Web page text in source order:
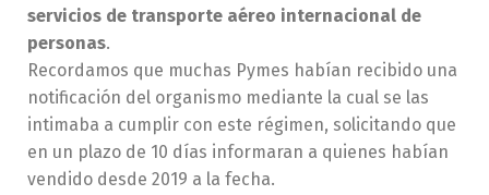
servicios de transporte aéreo internacional de
personas.
Recordamos que muchas Pymes habían recibido una
notificación del organismo mediante la cual se las
intimaba a cumplir con este régimen, solicitando que
en un plazo de 10 días informaran a quienes habían
vendido desde 2019 a la fecha.